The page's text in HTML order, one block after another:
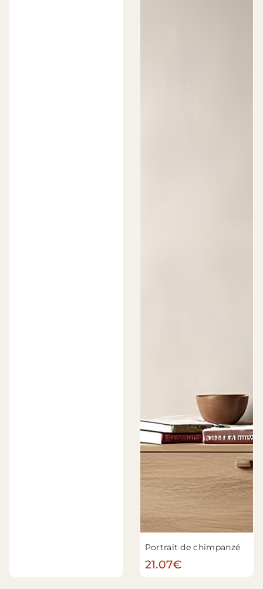
Portrait de chimpanzé
21.07€